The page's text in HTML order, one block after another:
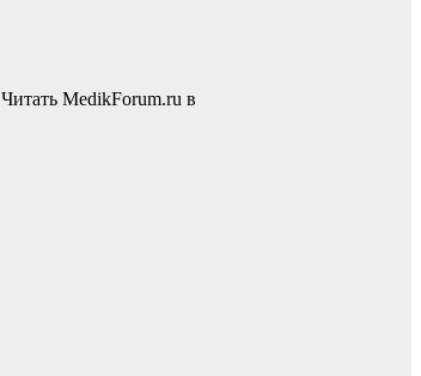
Читать MedikForum.ru в